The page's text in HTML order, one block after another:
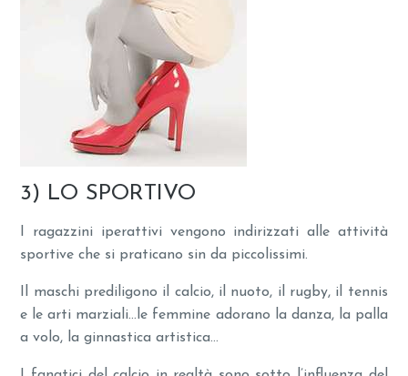
3) LO SPORTIVO
I ragazzini iperattivi vengono indirizzati alle attività
sportive che si praticano sin da piccolissimi.
Il maschi prediligono il calcio, il nuoto, il rugby, il tennis
e le arti marziali…le femmine adorano la danza, la palla
a volo, la ginnastica artistica…